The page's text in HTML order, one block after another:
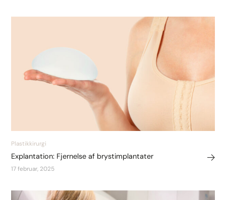
Plastikkirurgi
Explantation: Fjernelse af brystimplantater
17 februar, 2025